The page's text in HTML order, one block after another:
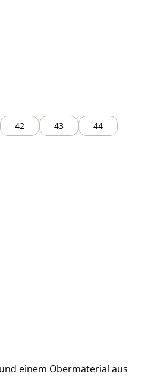
42 43
44
Wert ein oder
einem Obermaterial aus